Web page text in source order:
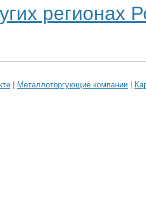
регионах
| Металлоторгующие компании |